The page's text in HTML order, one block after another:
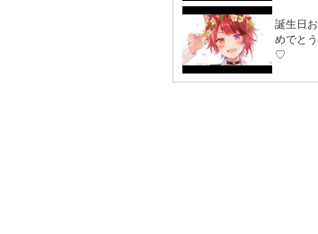
誕生日お
めでとう
♡